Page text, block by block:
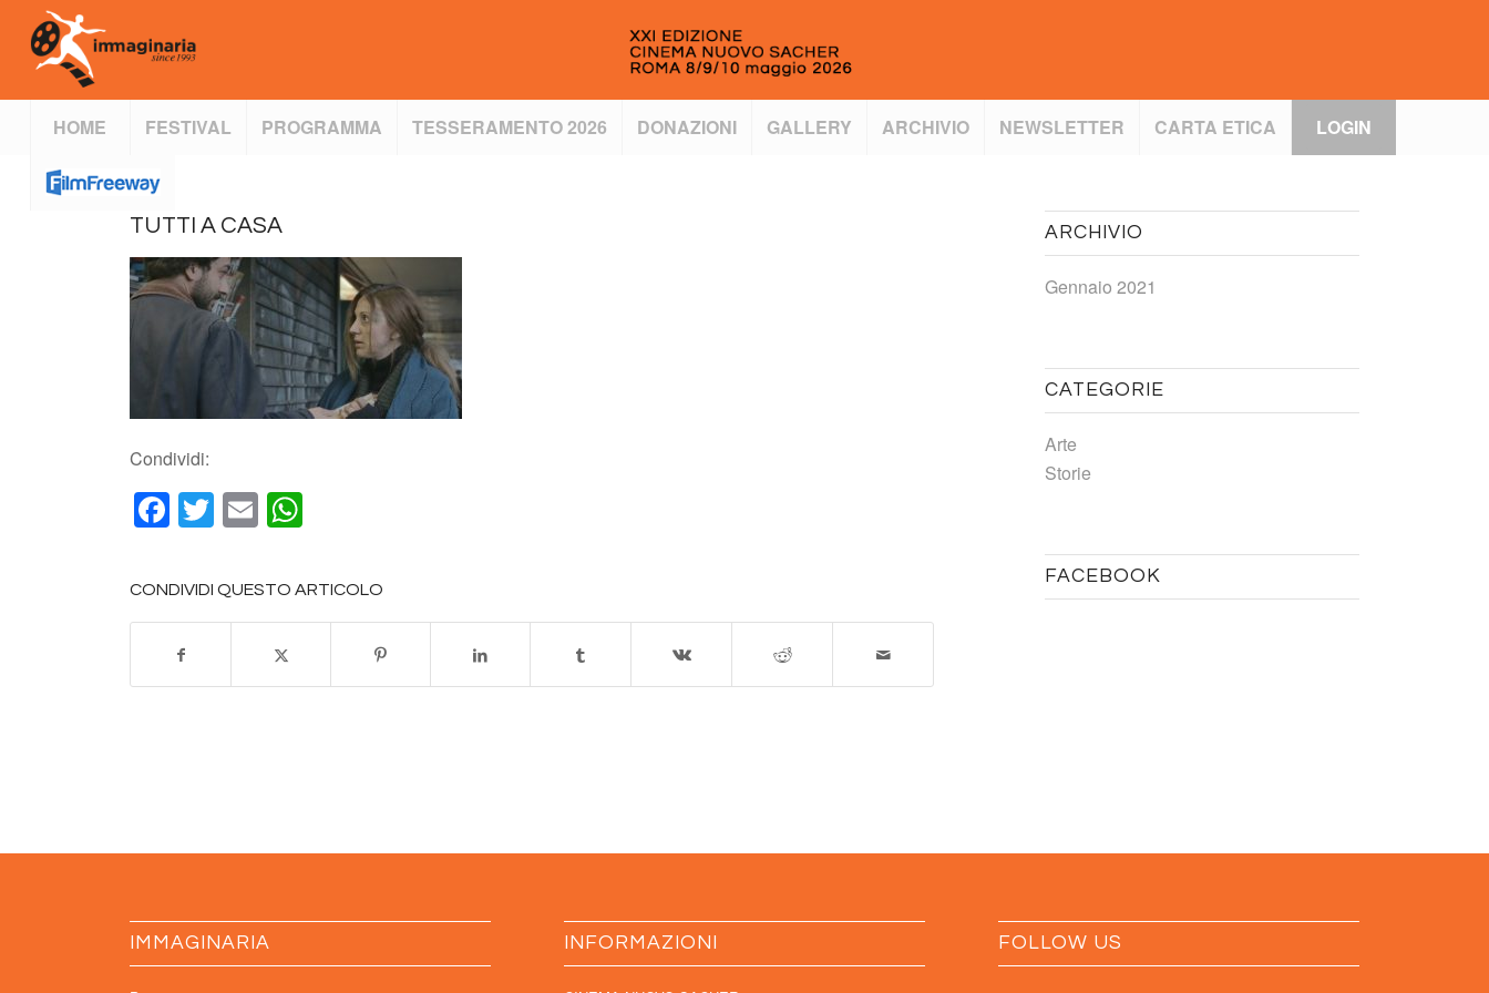
HOME FESTIVAL PROGRAMMA TESSERAMENTO 2026 DONAZIONI GALLERY ARCHIVIO NEWSLETTER CARTA ETICA LOGIN
TUTTI A CASA
Condividi:
Facebook
Twitter
Email
CONDIVIDI QUESTO ARTICOLO
ARCHIVIO
Gennaio 2021
CATEGORIE
Arte
Storie
FACEBOOK
IMMAGINARIA INFORMAZIONI FOLLOW US